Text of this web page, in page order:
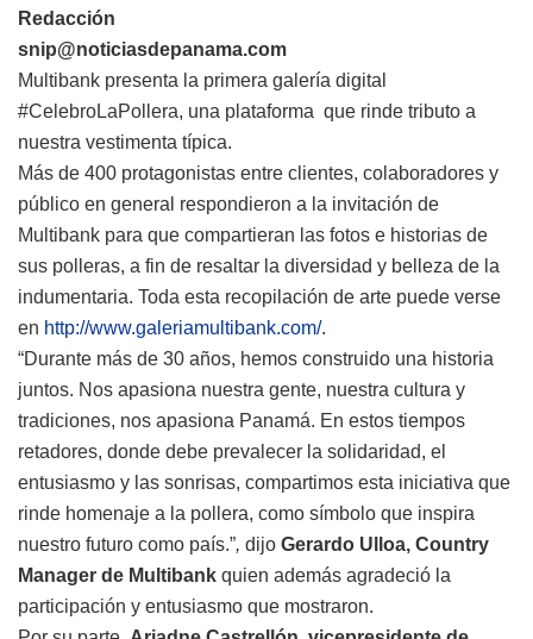
Redacción
snip@noticiasdepanama.com
Multibank presenta la primera galería digital
#CelebroLaPollera, una plataforma que rinde tributo a
nuestra vestimenta típica.
Más de 400 protagonistas entre clientes, colaboradores y
público en general respondieron a la invitación de
Multibank para que compartieran las fotos e historias de
sus polleras, a fin de resaltar la diversidad y belleza de la
indumentaria. Toda esta recopilación de arte puede verse
en http://www.galeriamultibank.com/.
“Durante más de 30 años, hemos construido una historia
juntos. Nos apasiona nuestra gente, nuestra cultura y
tradiciones, nos apasiona Panamá. En estos tiempos
retadores, donde debe prevalecer la solidaridad, el
entusiasmo y las sonrisas, compartimos esta iniciativa que
rinde homenaje a la pollera, como símbolo que inspira
nuestro futuro como país.”, dijo Gerardo Ulloa, Country
Manager de Multibank quien además agradeció la
participación y entusiasmo que mostraron.